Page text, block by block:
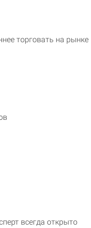
торговать на рынке
всегда открыто